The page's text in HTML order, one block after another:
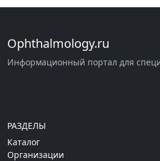
Ophthalmology.ru
Информационный портал для
РАЗДЕЛЫ
Каталог
Организации